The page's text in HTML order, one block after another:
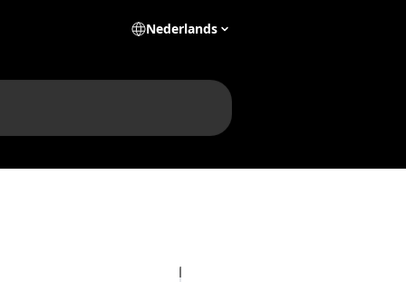
Nederlands